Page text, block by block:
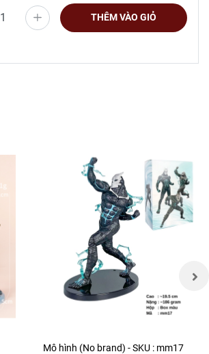
THÊM VÀO GIỎ
Mô hình (No brand) - SKU : mm17